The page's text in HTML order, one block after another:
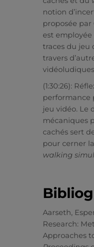
notion
proposée par
est employée
traces du jeu
travers
(1:30:26):
performance
jeu vidéo. Le
mécaniques
cachés sert
pour cerner
walking
Aarseth,
Research:
Approaches